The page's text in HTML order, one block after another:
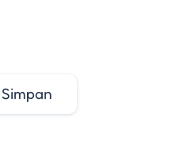
Simpan